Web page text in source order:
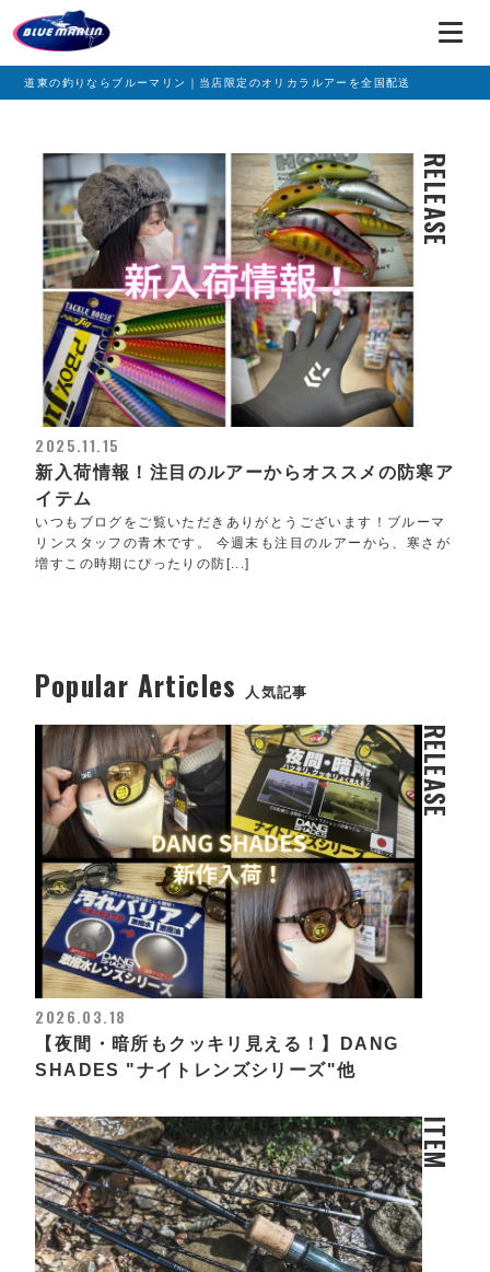
道東の釣りならブルーマリン｜当店限定のオリカラルアーを全国配送
RELEASE
2025.11.15
新入荷情報！注目のルアーからオススメの防寒ア
イテム
いつもブログをご覧いただきありがとうございます！ブルーマ
リンスタッフの青木です。 今週末も注目のルアーから、寒さが
増すこの時期にぴったりの防[...]
Popular Articles 人気記事
RELEASE
2026.03.18
【夜間・暗所もクッキリ見える！】DANG
SHADES "ナイトレンズシリーズ"他
ITEM